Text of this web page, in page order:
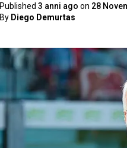
Published 3 anni ago on 28
By Diego Demurtas